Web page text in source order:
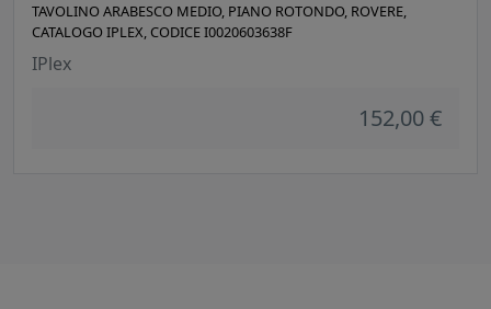
TAVOLINO ARABESCO MEDIO, PIANO ROTONDO, ROVERE,
CATALOGO IPLEX, CODICE I0020603638F
IPlex
152,00 €